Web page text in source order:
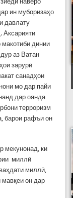
ин муборизаҳо
давлату
Аксарияти
макотиби динии
аз Ватан
зарурӣ
санадҳои
мо дар пайи
дар оянда
терроризм
барои рафъи он
мекунонад, ки
миллӣ
миллӣ,
мавқеи он дар